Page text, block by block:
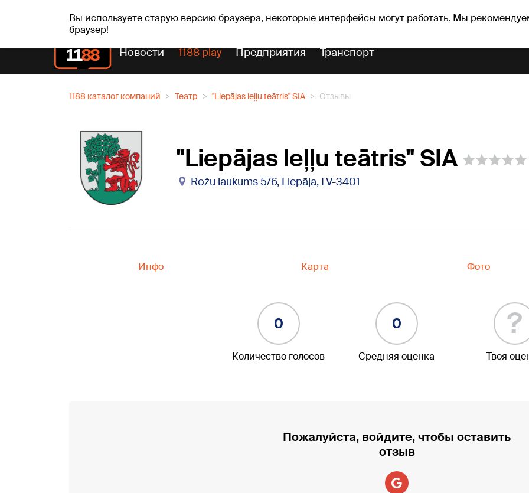
Вы используете старую версию браузера, некоторые интерфейсы могут работать. Мы
браузер!
пт, 07.08.2026. +18°C Alfrēds, Fredis, Madars Прогноз погоды Гороскопы
Новости 1188 play Предприятия Транспорт
1188 каталог компаний Театр "Liepājas leļļu teātris" SIA Отзывы
"Liepājas leļļu teātris" SIA
Rožu laukums 5/6, Liepāja, LV-3401
Инфо Карта Фото
0
Количество голосов
0
Средняя оценка
?
Твоя
Пожалуйста, войдите, чтобы оставить
отзыв